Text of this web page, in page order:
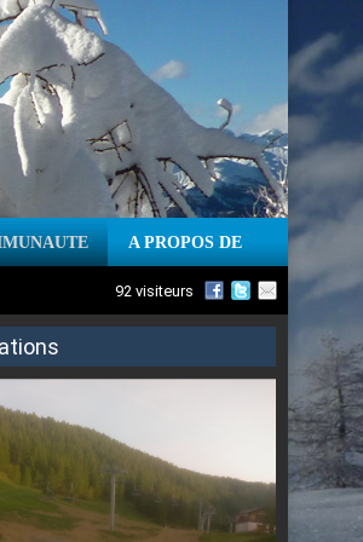
A PROPOS DE
92 visiteurs